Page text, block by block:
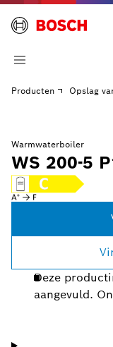
Producten Opslag
Warmwaterboiler
WS 200-5
Deze
aangevuld.